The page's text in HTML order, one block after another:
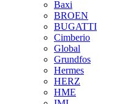
Baxi
BROEN
BUGATTI
Cimberio
Global
Grundfos
Hermes
HERZ
HME